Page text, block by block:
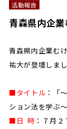
活動報告
青森県内企
青森県内企業む
祐大が登壇しまし
■タイトル ：「
ション法を学ぶ
■日 時 ：７月